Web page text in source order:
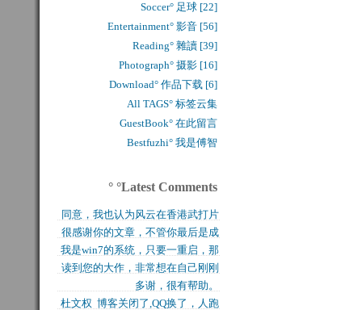
Soccer° 足球 [22]
Entertainment° 影音 [56]
Reading° 雜讀 [39]
Photograph° 摄影 [16]
Download° 作品下载 [6]
All TAGS° 标签云集
GuestBook° 在此留言
Bestfuzhi° 我是傅智
° °Latest Comments
同意，我也认为风云在香港武打片
历史上是绝无仅有的，...
很感谢你的文章，不管你最后是成
功还是失败，能让后来...
我是win7的系统，只要一重启，那
块MFT盘就无法...
读到您的大作，非常想在自己刚刚
买的固态硬盘上试试，...
多谢，很有帮助。
杜文权 博客关闭了,QQ换了，人跑